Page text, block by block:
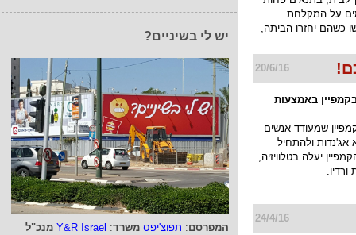
יש לי בשיניים?
המפרסם: תפוצ'יפס משרד:
Y&R Israel מנכ"ל
על המקלחת
כשהם יחזרו הביתה,
20/6/16
באמצעות
שמעודד אנשים
אג'נדות ולהתחיל
יעלה בטלוויזיה,
ורדיו.
24/4/16